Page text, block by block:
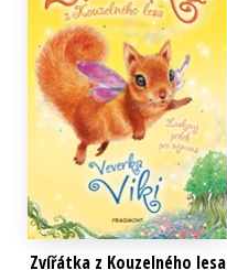
Zvířátka z Kouzelného lesa